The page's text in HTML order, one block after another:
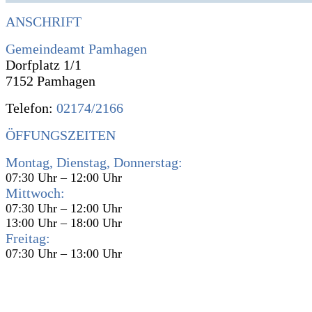
ANSCHRIFT
Gemeindeamt Pamhagen
Dorfplatz 1/1
7152 Pamhagen
Telefon: 02174/2166
ÖFFUNGSZEITEN
Montag, Dienstag, Donnerstag:
07:30 Uhr – 12:00 Uhr
Mittwoch:
07:30 Uhr – 12:00 Uhr
13:00 Uhr – 18:00 Uhr
Freitag:
07:30 Uhr – 13:00 Uhr